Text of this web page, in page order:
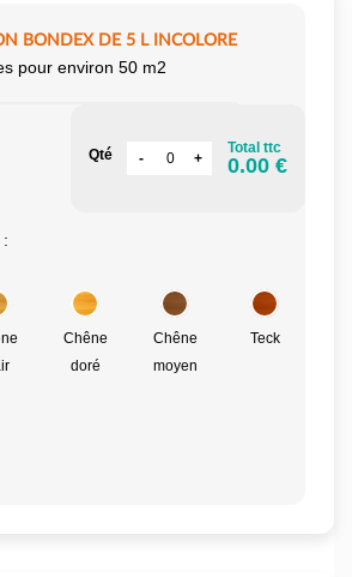
BONDEX DE 5 L INCOLORE
pour environ 50 m2
Qté Total ttc
0.00 €
Chêne
doré
Chêne
moyen
Teck